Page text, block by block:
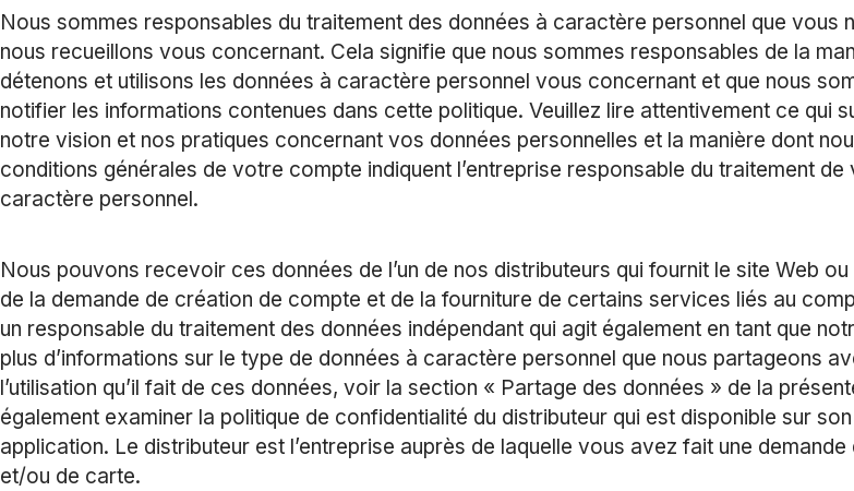
Nous sommes responsables du traitement des données à caractère personnel que vous
nous recueillons vous concernant. Cela signifie que nous sommes responsables de la
détenons et utilisons les données à caractère personnel vous concernant et que nous
notifier les informations contenues dans cette politique. Veuillez lire attentivement ce qui
notre vision et nos pratiques concernant vos données personnelles et la manière dont
conditions générales de votre compte indiquent l’entreprise responsable du traitement de
caractère personnel.
Nous pouvons recevoir ces données de l’un de nos distributeurs qui fournit le site Web ou
de la demande de création de compte et de la fourniture de certains services liés au
un responsable du traitement des données indépendant qui agit également en tant que
plus d’informations sur le type de données à caractère personnel que nous partageons
l’utilisation qu’il fait de ces données, voir la section « Partage des données » de la
également examiner la politique de confidentialité du distributeur qui est disponible sur
application. Le distributeur est l’entreprise auprès de laquelle vous avez fait une
et/ou de carte.